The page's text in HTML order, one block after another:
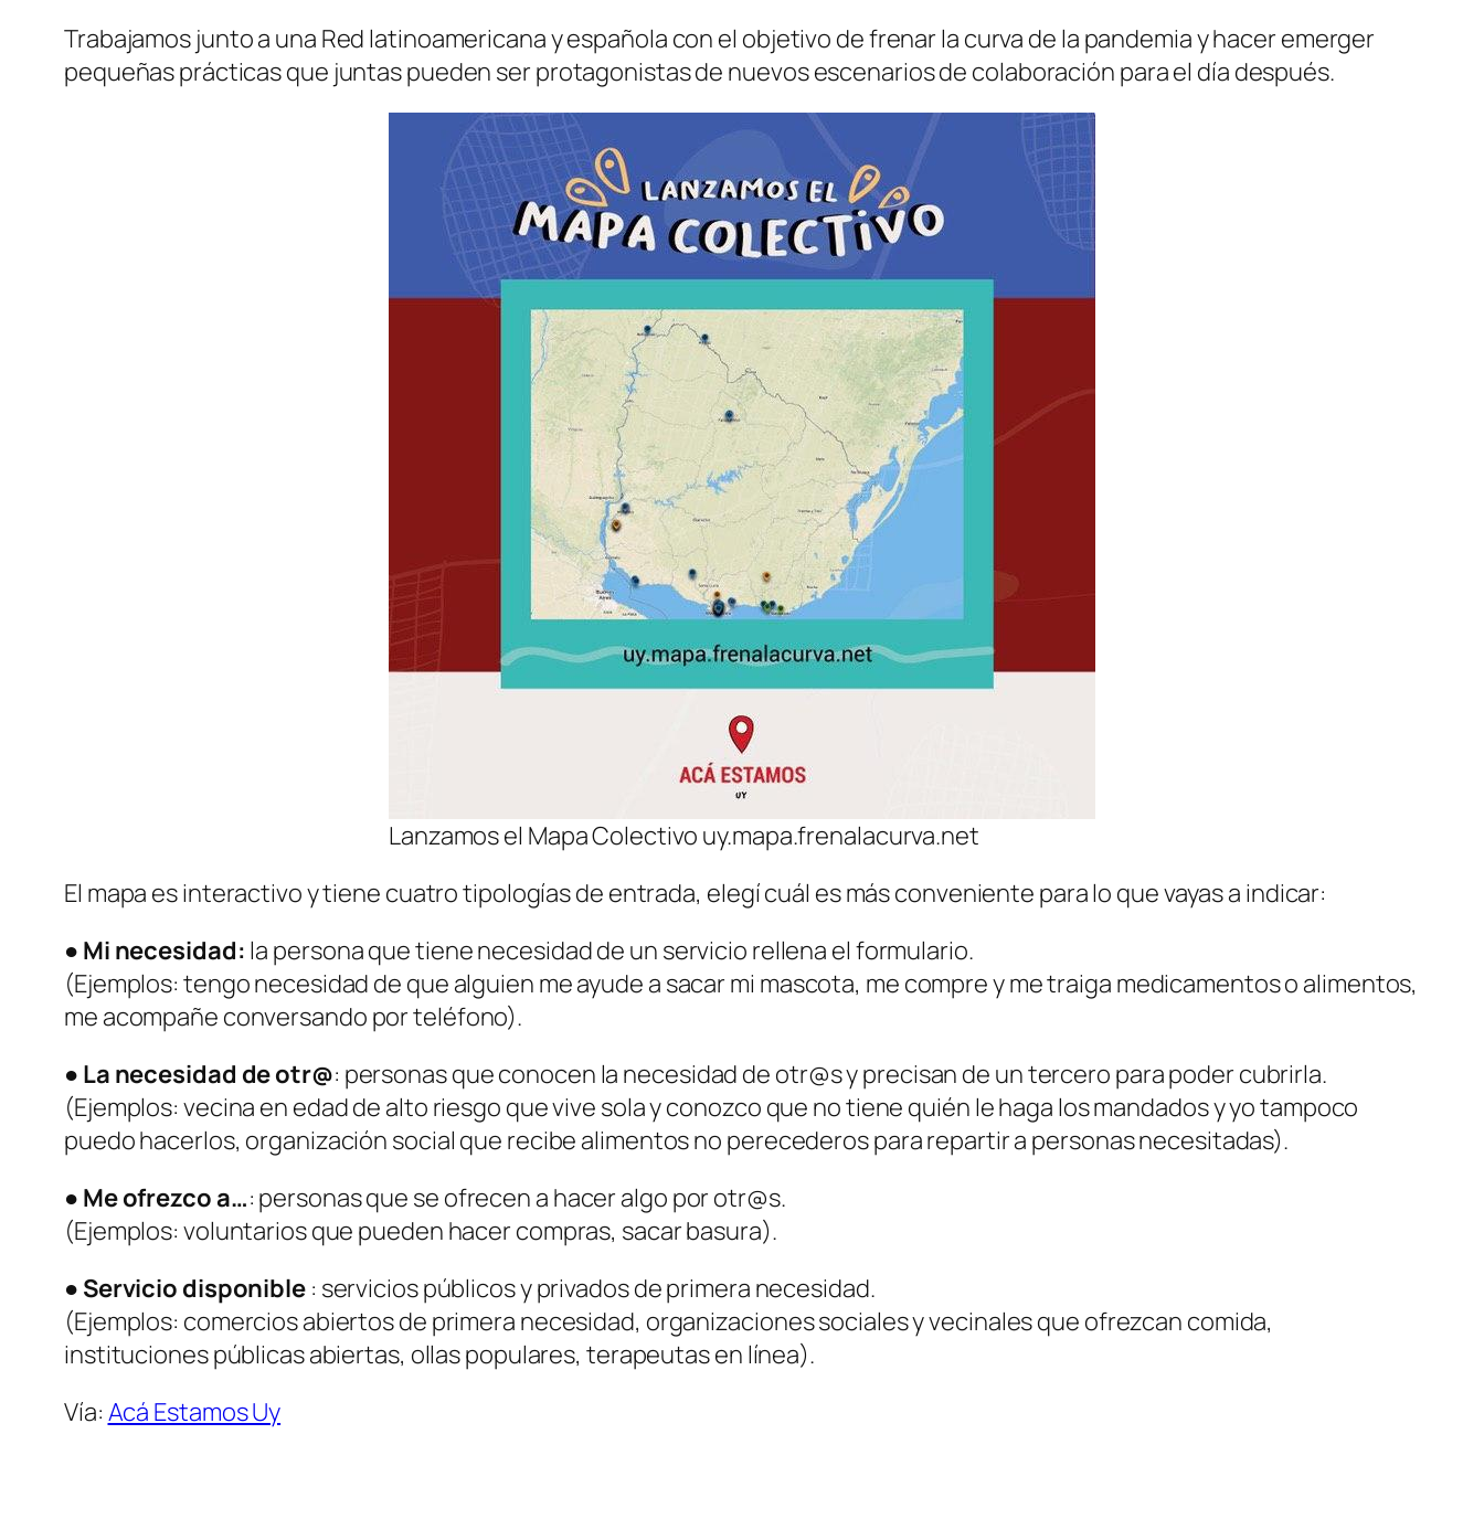
Trabajamos junto a una Red latinoamericana y española con el objetivo de frenar la curva de la pandemia y hacer emerger
pequeñas prácticas que juntas pueden ser protagonistas de nuevos escenarios de colaboración para el día después.
Lanzamos el Mapa Colectivo uy.mapa.frenalacurva.net
El mapa es interactivo y tiene cuatro tipologías de entrada, elegí cuál es más conveniente para lo que vayas a indicar:
● Mi necesidad: la persona que tiene necesidad de un servicio rellena el formulario.
(Ejemplos: tengo necesidad de que alguien me ayude a sacar mi mascota, me compre y me traiga medicamentos o alimentos,
me acompañe conversando por teléfono).
● La necesidad de otr@: personas que conocen la necesidad de otr@s y precisan de un tercero para poder cubrirla.
(Ejemplos: vecina en edad de alto riesgo que vive sola y conozco que no tiene quién le haga los mandados y yo tampoco
puedo hacerlos, organización social que recibe alimentos no perecederos para repartir a personas necesitadas).
● Me ofrezco a…: personas que se ofrecen a hacer algo por otr@s.
(Ejemplos: voluntarios que pueden hacer compras, sacar basura).
● Servicio disponible: servicios públicos y privados de primera necesidad.
(Ejemplos: comercios abiertos de primera necesidad, organizaciones sociales y vecinales que ofrezcan comida,
instituciones públicas abiertas, ollas populares, terapeutas en línea).
Vía: Acá Estamos Uy